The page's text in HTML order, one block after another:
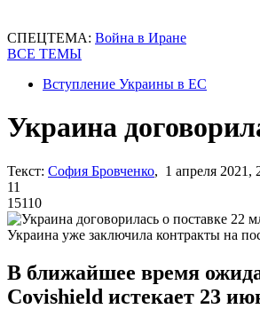
СПЕЦТЕМА: Война в Иране
ВСЕ ТЕМЫ
Вступление Украины в ЕС
Украина
Текст: София Бровченко, 1 апреля 2021,
11
15110
Украина уже заключила контракты на
В ближайшее время
Covishield истекает 23